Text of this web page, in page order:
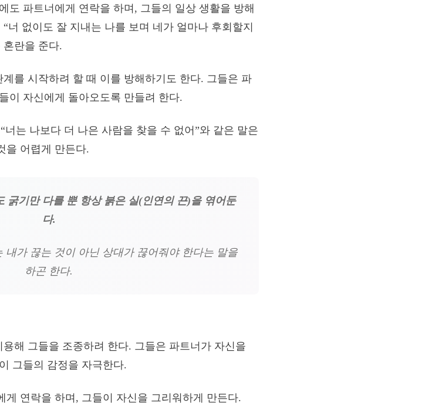
도 파트너에게 연락을 하며, 그들의 일상 생활을 방해
너 없이도 잘 지내는 나를 보며 네가 얼마나 후회할지
혼란을 준다.
를 시작하려 할 때 이를 방해하기도 한다. 그들은 파
이 자신에게 돌아오도록 만들려 한다.
너는 나보다 더 나은 사람을 찾을 수 없어”와 같은 말은
을 어렵게 만든다.
굵기만 다를 뿐 항상 붉은 실(인연의 끈)을 엮어둔
다.
내가 끊는 것이 아닌 상대가 끊어줘야 한다는 말을
하곤 한다.
해 그들을 조종하려 한다. 그들은 파트너가 자신을
그들의 감정을 자극한다.
게 연락을 하며, 그들이 자신을 그리워하게 만든다.